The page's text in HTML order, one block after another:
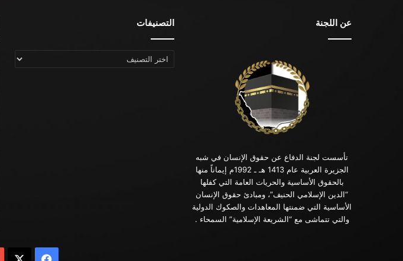
عن اللجنة
تأسست لجنة الدفاع عن حقوق الإنسان في شبه
الجزيرة العربية عام 1413 هـ ـ 1992م إيماناً منها
بالحقوق الأساسية والحريات العامة التي كفلها
“الدين الإسلامي الحنيف”، ومبادئ حقوق الإنسان
الأساسية التي ضمنتها المعاهدات والصكوك الدولية
والتي تتماشى مع “الشريعة الإسلامية” السمحاء .
التصنيفات
التصنيفات
فيسبوك